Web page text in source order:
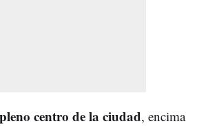
centro de la ciudad, encima